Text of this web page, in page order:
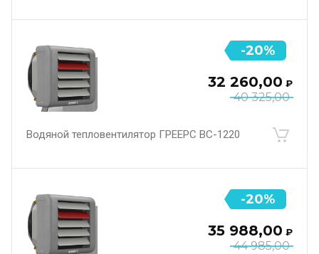
40 325,00
32 260,00 ₽
Водяной тепловентилятор ГРЕЕРС ВС-1220
-20%
44 985,00
35 988,00 ₽
-20%